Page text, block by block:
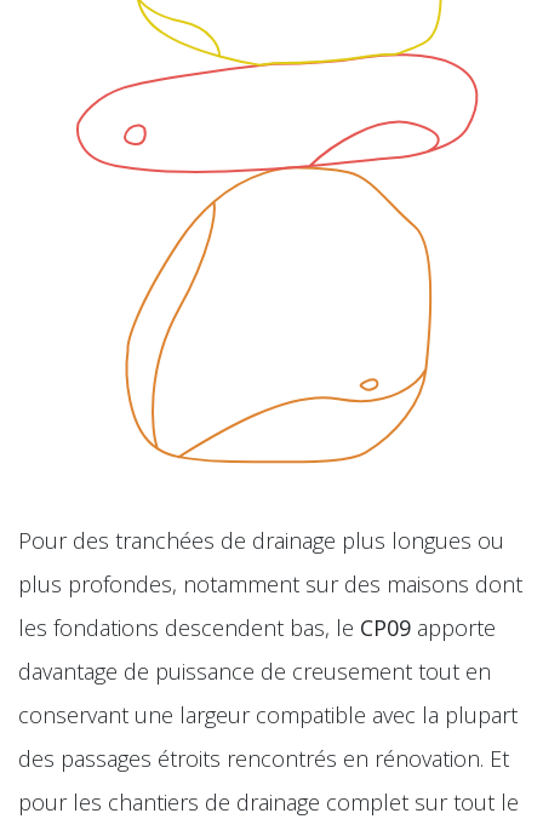
Pour des tranchées de drainage plus longues ou
plus profondes, notamment sur des maisons dont
les fondations descendent bas, le CP09 apporte
davantage de puissance de creusement tout en
conservant une largeur compatible avec la plupart
des passages étroits rencontrés en rénovation. Et
pour les chantiers de drainage complet sur tout le